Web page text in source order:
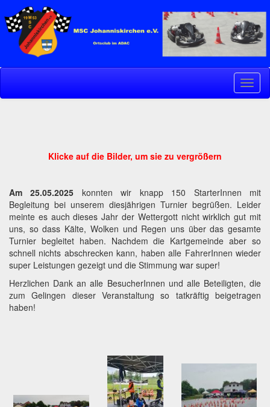
ein-/
Klicke auf die Bilder, um sie zu vergrößern
Am 25.05.2025 konnten wir knapp 150 StarterInnen mit
Begleitung bei unserem diesjährigen Turnier begrüßen. Leider
meinte es auch dieses Jahr der Wettergott nicht wirklich gut mit
uns, so dass Kälte, Wolken und Regen uns über das gesamte
Turnier begleitet haben. Nachdem die Kartgemeinde aber so
schnell nichts abschrecken kann, haben alle FahrerInnen wieder
super Leistungen gezeigt und die Stimmung war super!
Herzlichen Dank an alle BesucherInnen und alle Beteiligten, die
zum Gelingen dieser Veranstaltung so tatkräftig beigetragen
haben!